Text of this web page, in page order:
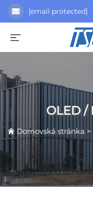
[email protected]
OLED /
Domovská stránka >